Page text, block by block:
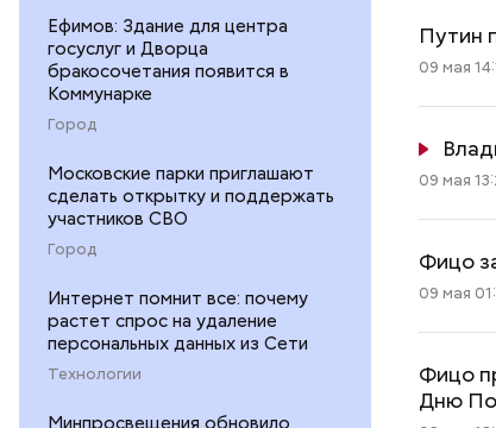
Ефимов: Здание для центра
госуслуг и Дворца
бракосочетания появится в
Коммунарке
Город
Московские парки приглашают
сделать открытку и поддержать
участников СВО
Город
Интернет помнит все: почему
растет спрос на удаление
персональных данных из Сети
Технологии
Путин
09 мая
09 мая
Фицо
09 мая
Фицо
Дню